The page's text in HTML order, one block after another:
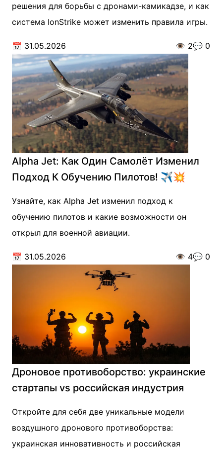
решения для борьбы с дронами-камикадзе, и как
система IonStrike может изменить правила игры.
📅 31.05.2026 👁️ 2💬 0
Alpha Jet: Как Один Самолёт Изменил
Подход К Обучению Пилотов! ✈️💥
Узнайте, как Alpha Jet изменил подход к
обучению пилотов и какие возможности он
открыл для военной авиации.
📅 31.05.2026 👁️ 4💬 0
Дроновое противоборство: украинские
стартапы vs российская индустрия
Откройте для себя две уникальные модели
воздушного дронового противоборства:
украинская инновативность и российская